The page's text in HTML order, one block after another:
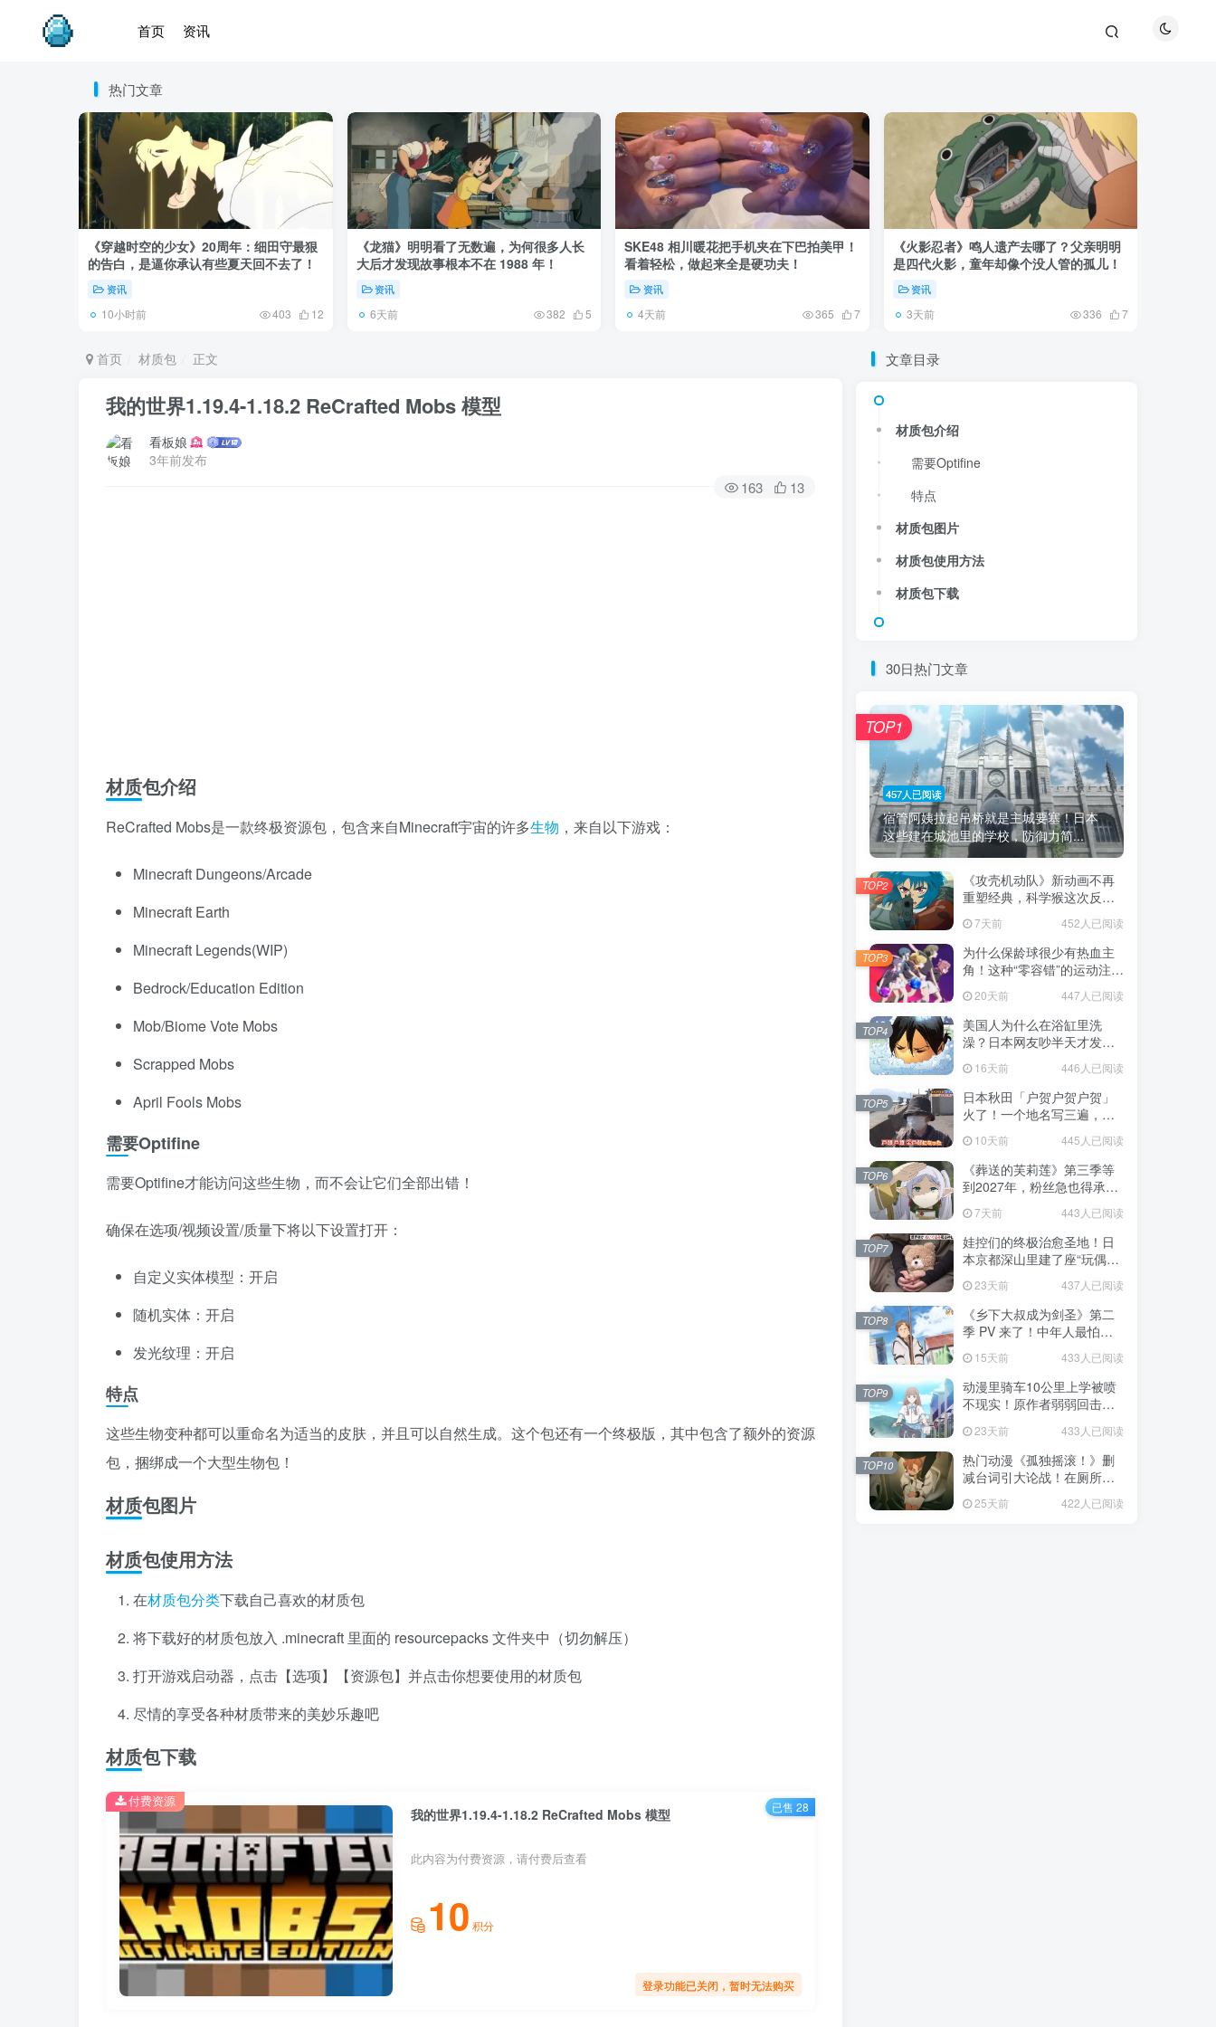
首页 资讯
热门文章
《穿越时空的少女》20周年：细田守最狠
的告白，是逼你承认有些夏天回不去了！
资讯
10小时前 403 12
《龙猫》明明看了无数遍，为何很多人长
大后才发现故事根本不在 1988 年！
资讯
6天前 382 5
SKE48 相川暖花把手机夹在下巴拍美甲！
看着轻松，做起来全是硬功夫！
资讯
4天前 365 7
《火影忍者》鸣人遗产去哪了？父亲明明
是四代火影，童年却像个没人管的孤儿！
资讯
3天前 336 7
首页 材质包 正文
我的世界1.19.4-1.18.2 ReCrafted Mobs 模型
看板娘
3年前发布
163 13
材质包介绍
ReCrafted Mobs是一款终极资源包，包含来自Minecraft宇宙的许多生物 ，来自以下游戏：
Minecraft Dungeons/Arcade
Minecraft Earth
Minecraft Legends(WIP)
Bedrock/Education Edition
Mob/Biome Vote Mobs
Scrapped Mobs
April Fools Mobs
需要Optifine
需要Optifine才能访问这些生物，而不会让它们全部出错！
确保在选项/视频设置/质量下将以下设置打开：
自定义实体模型：开启
随机实体：开启
发光纹理：开启
特点
这些生物变种都可以重命名为适当的皮肤，并且可以自然生成。这个包还有一个终极版，其中包含了额外的资源
包，捆绑成一个大型生物包！
材质包图片
材质包使用方法
在材质包分类下载自己喜欢的材质包
将下载好的材质包放入 .minecraft 里面的 resourcepacks 文件夹中（切勿解压）
打开游戏启动器，点击【选项】【资源包】并点击你想要使用的材质包
尽情的享受各种材质带来的美妙乐趣吧
材质包下载
我的世界1.19.4-1.18.2 ReCrafted Mobs 模型
此内容为付费资源，请付费后查看
10 积分
登录功能已关闭，暂时无法购买
付费资源 已售 28
文章目录
材质包介绍
需要Optifine
特点
材质包图片
材质包使用方法
材质包下载
30日热门文章
457人已阅读
宿管阿姨拉起吊桥就是主城要塞！日本
这些建在城池里的学校，防御力简...
TOP1
《攻壳机动队》新动画不再
重塑经典，科学猴这次反而
7天前 452人已阅读
TOP2
为什么保龄球很少有热血主
角！这种“零容错”的运动注定
们的生活！
20天前 447人已阅读
TOP3
美国人为什么在浴缸里洗
澡？日本网友吵半天才发
藏在浴室地板里！
16天前 446人已阅读
TOP4
日本秋田「户贺户贺户贺」
火了！一个地名写三遍，竟
不是玩梗而是150年旧账！
10天前 445人已阅读
TOP5
《葬送的芙莉莲》第三季等
到2027年，粉丝急也得承认
这次慢得有道理！
7天前 443人已阅读
TOP6
娃控们的终极治愈圣地！日
本京都深山里建了座“玩偶神
社”，不仅能拍照还能给娃祈
福！23天前 437人已阅读
TOP7
《乡下大叔成为剑圣》第二
季 PV 来了！中年人最怕的
不是变老，而是没人愿意再
相信你！
15天前 433人已阅读
TOP8
动漫里骑车10公里上学被喷
不现实！原作者弱弱回击：
常通勤！
23天前 433人已阅读
TOP9
热门动漫《孤独摇滚！》删
减台词引大论战！在厕所吃
现充！
25天前 422人已阅读
TOP10